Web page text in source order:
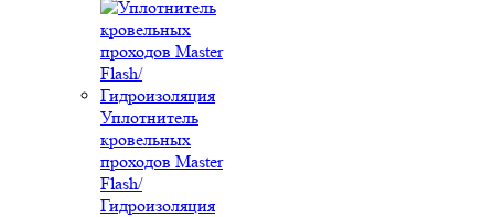
Уплотнитель
кровельных
проходов Master
Flash/
Гидроизоляция